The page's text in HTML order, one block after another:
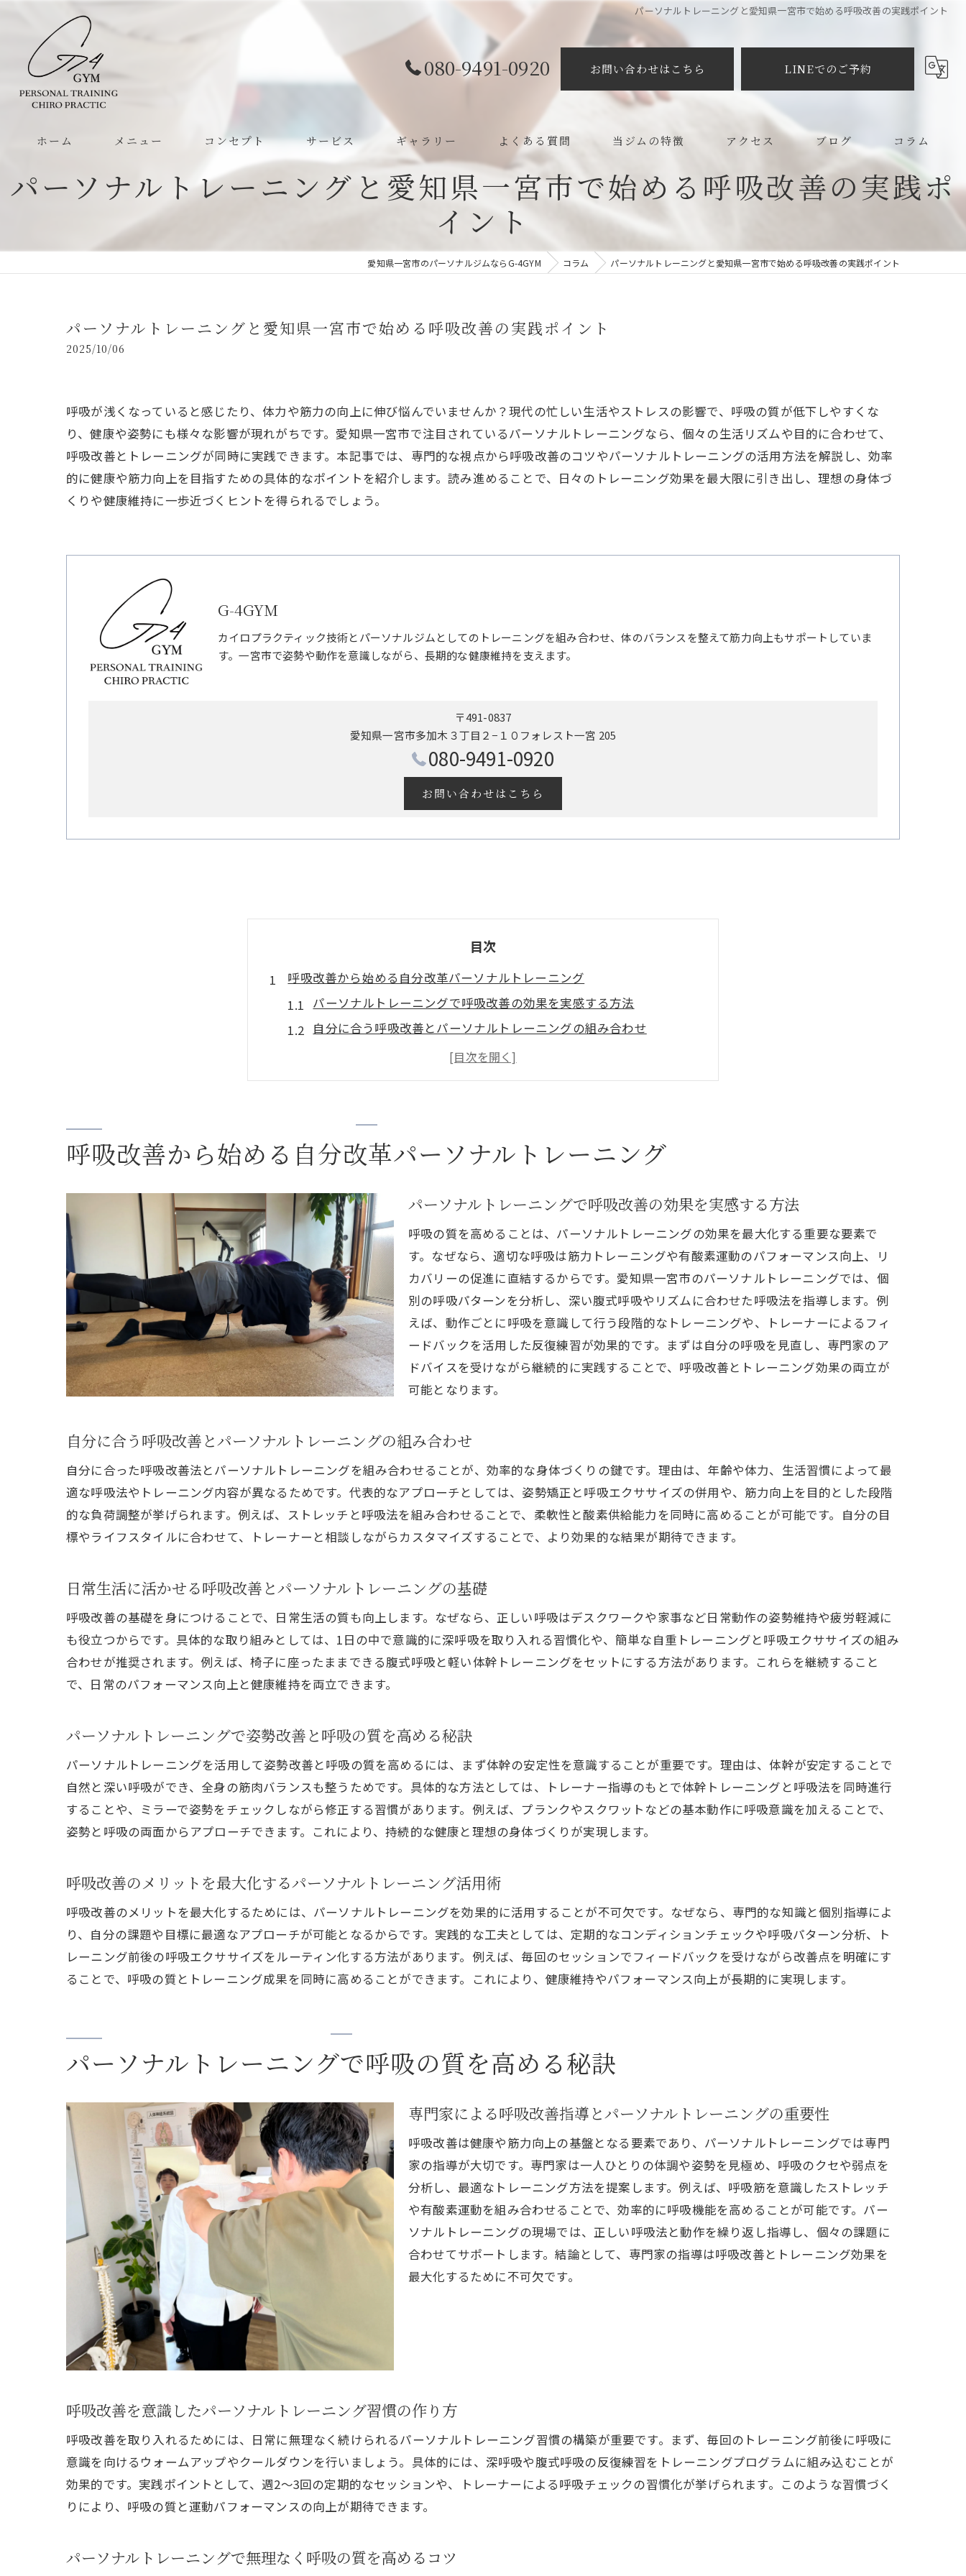
パーソナルトレーニングと愛知県一宮市で始める呼吸改善の実践ポイント
080-9491-0920 お問い合わせはこちら LINEでのご予約
ホーム メニュー コンセプト サービス ギャラリー よくある質問 当ジムの特徴
ボディメイク
カイロプラクティック
整体
アクセス ブログ コラム
パーソナルトレーニングと愛知県一宮市で始める呼吸改善の実践ポ
イント
愛知県一宮市のパーソナルジムならG-4GYM コラム パーソナルトレーニングと愛知県一宮市で始める呼吸改善の実践ポイント
パーソナルトレーニングと愛知県一宮市で始める呼吸改善の実践ポイント
2025/10/06
呼吸が浅くなっていると感じたり、体力や筋力の向上に伸び悩んでいませんか？現代の忙しい生活やストレスの影響で、呼吸の質が低下しやすくな
り、健康や姿勢にも様々な影響が現れがちです。愛知県一宮市で注目されているパーソナルトレーニングなら、個々の生活リズムや目的に合わせて、
呼吸改善とトレーニングが同時に実践できます。本記事では、専門的な視点から呼吸改善のコツやパーソナルトレーニングの活用方法を解説し、効率
的に健康や筋力向上を目指すための具体的なポイントを紹介します。読み進めることで、日々のトレーニング効果を最大限に引き出し、理想の身体づ
くりや健康維持に一歩近づくヒントを得られるでしょう。
G-4GYM
カイロプラクティック技術とパーソナルジムとしてのトレーニングを組み合わせ、体のバランスを整えて筋力向上もサポートしていま
す。一宮市で姿勢や動作を意識しながら、長期的な健康維持を支えます。
〒491-0837
愛知県一宮市多加木３丁目２−１０フォレスト一宮 205
080-9491-0920
お問い合わせはこちら
目次
呼吸改善から始める自分改革パーソナルトレーニング
パーソナルトレーニングで呼吸改善の効果を実感する方法
自分に合う呼吸改善とパーソナルトレーニングの組み合わせ
日常生活に活かせる呼吸改善とパーソナルトレーニングの基礎
パーソナルトレーニングで姿勢改善と呼吸の質を高める秘訣
パーソナルトレーニングで呼吸の質を高める秘訣
専門家による呼吸改善指導とパーソナルトレーニングの重要性
パーソナルトレーニングで無理なく呼吸の質を高めるコツ
呼吸改善がもたらすパーソナルトレーニング効果の向上
パーソナルトレーニング選びで注目したい呼吸改善サポート
筋力アップと呼吸力向上を両立する方法
筋力アップに不可欠な呼吸改善とパーソナルトレーニング
呼吸力向上を目指すパーソナルトレーニングの実践ポイント
筋力と呼吸改善を同時に叶えるパーソナルトレーニング術
パーソナルトレーニングで効率的な呼吸改善を実現する
健康維持に役立つ呼吸改善トレーニング術
呼吸改善を重視したパーソナルトレーニングの魅力
健康維持のための呼吸改善パーソナルトレーニング活用法
日常生活に役立つ呼吸改善パーソナルトレーニング習慣
呼吸が変わると体も変わるパーソナル実践例
呼吸改善が体調や姿勢に与えるパーソナルトレーニング効果
パーソナルトレーニング参加者の呼吸改善体験エピソード
呼吸改善で得られるパーソナルトレーニングの成功事例
効率的な身体づくりに呼吸改善を取り入れる理由
パーソナルトレーニングで呼吸改善を重視すべき理由
効率的な身体づくりには呼吸改善とパーソナルトレーニングが不可欠
呼吸改善でパーソナルトレーニング効果が飛躍的に向上する仕組み
パーソナルトレーニングで効率よく身体を変える呼吸の重要性
呼吸改善から始める自分改革パーソナルトレーニング
パーソナルトレーニングで呼吸改善の効果を実感する方法
呼吸の質を高めることは、パーソナルトレーニングの効果を最大化する重要な要素で
す。なぜなら、適切な呼吸は筋力トレーニングや有酸素運動のパフォーマンス向上、リ
カバリーの促進に直結するからです。愛知県一宮市のパーソナルトレーニングでは、個
別の呼吸パターンを分析し、深い腹式呼吸やリズムに合わせた呼吸法を指導します。例
えば、動作ごとに呼吸を意識して行う段階的なトレーニングや、トレーナーによるフィ
ードバックを活用した反復練習が効果的です。まずは自分の呼吸を見直し、専門家のア
ドバイスを受けながら継続的に実践することで、呼吸改善とトレーニング効果の両立が
可能となります。
自分に合う呼吸改善とパーソナルトレーニングの組み合わせ
自分に合った呼吸改善法とパーソナルトレーニングを組み合わせることが、効率的な身体づくりの鍵です。理由は、年齢や体力、生活習慣によって最
適な呼吸法やトレーニング内容が異なるためです。代表的なアプローチとしては、姿勢矯正と呼吸エクササイズの併用や、筋力向上を目的とした段階
的な負荷調整が挙げられます。例えば、ストレッチと呼吸法を組み合わせることで、柔軟性と酸素供給能力を同時に高めることが可能です。自分の目
標やライフスタイルに合わせて、トレーナーと相談しながらカスタマイズすることで、より効果的な結果が期待できます。
日常生活に活かせる呼吸改善とパーソナルトレーニングの基礎
呼吸改善の基礎を身につけることで、日常生活の質も向上します。なぜなら、正しい呼吸はデスクワークや家事など日常動作の姿勢維持や疲労軽減に
も役立つからです。具体的な取り組みとしては、1日の中で意識的に深呼吸を取り入れる習慣化や、簡単な自重トレーニングと呼吸エクササイズの組み
合わせが推奨されます。例えば、椅子に座ったままできる腹式呼吸と軽い体幹トレーニングをセットにする方法があります。これらを継続すること
で、日常のパフォーマンス向上と健康維持を両立できます。
パーソナルトレーニングで姿勢改善と呼吸の質を高める秘訣
パーソナルトレーニングを活用して姿勢改善と呼吸の質を高めるには、まず体幹の安定性を意識することが重要です。理由は、体幹が安定することで
自然と深い呼吸ができ、全身の筋肉バランスも整うためです。具体的な方法としては、トレーナー指導のもとで体幹トレーニングと呼吸法を同時進行
することや、ミラーで姿勢をチェックしながら修正する習慣があります。例えば、プランクやスクワットなどの基本動作に呼吸意識を加えることで、
姿勢と呼吸の両面からアプローチできます。これにより、持続的な健康と理想の身体づくりが実現します。
呼吸改善のメリットを最大化するパーソナルトレーニング活用術
呼吸改善のメリットを最大化するためには、パーソナルトレーニングを効果的に活用することが不可欠です。なぜなら、専門的な知識と個別指導によ
り、自分の課題や目標に最適なアプローチが可能となるからです。実践的な工夫としては、定期的なコンディションチェックや呼吸パターン分析、ト
レーニング前後の呼吸エクササイズをルーティン化する方法があります。例えば、毎回のセッションでフィードバックを受けながら改善点を明確にす
ることで、呼吸の質とトレーニング成果を同時に高めることができます。これにより、健康維持やパフォーマンス向上が長期的に実現します。
パーソナルトレーニングで呼吸の質を高める秘訣
専門家による呼吸改善指導とパーソナルトレーニングの重要性
呼吸改善は健康や筋力向上の基盤となる要素であり、パーソナルトレーニングでは専門
家の指導が大切です。専門家は一人ひとりの体調や姿勢を見極め、呼吸のクセや弱点を
分析し、最適なトレーニング方法を提案します。例えば、呼吸筋を意識したストレッチ
や有酸素運動を組み合わせることで、効率的に呼吸機能を高めることが可能です。パー
ソナルトレーニングの現場では、正しい呼吸法と動作を繰り返し指導し、個々の課題に
合わせてサポートします。結論として、専門家の指導は呼吸改善とトレーニング効果を
最大化するために不可欠です。
呼吸改善を意識したパーソナルトレーニング習慣の作り方
呼吸改善を取り入れるためには、日常に無理なく続けられるパーソナルトレーニング習慣の構築が重要です。まず、毎回のトレーニング前後に呼吸に
意識を向けるウォームアップやクールダウンを行いましょう。具体的には、深呼吸や腹式呼吸の反復練習をトレーニングプログラムに組み込むことが
効果的です。実践ポイントとして、週2～3回の定期的なセッションや、トレーナーによる呼吸チェックの習慣化が挙げられます。このような習慣づく
りにより、呼吸の質と運動パフォーマンスの向上が期待できます。
パーソナルトレーニングで無理なく呼吸の質を高めるコツ